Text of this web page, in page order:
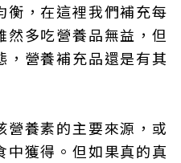
衡，在這裡我們補充每
然多吃營養品無益，但
，營養補充品還是有其
營養素的主要來源，或
中獲得。但如果真的真